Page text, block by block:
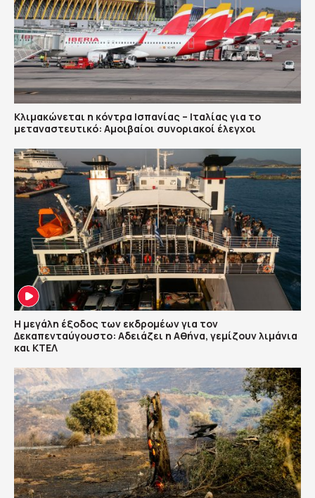
Κλιμακώνεται η κόντρα Ισπανίας – Ιταλίας για το
μεταναστευτικό: Αμοιβαίοι συνοριακοί έλεγχοι
Η μεγάλη έξοδος των εκδρομέων για τον
Δεκαπενταύγουστο: Αδειάζει η Αθήνα, γεμίζουν λιμάνια
και ΚΤΕΛ